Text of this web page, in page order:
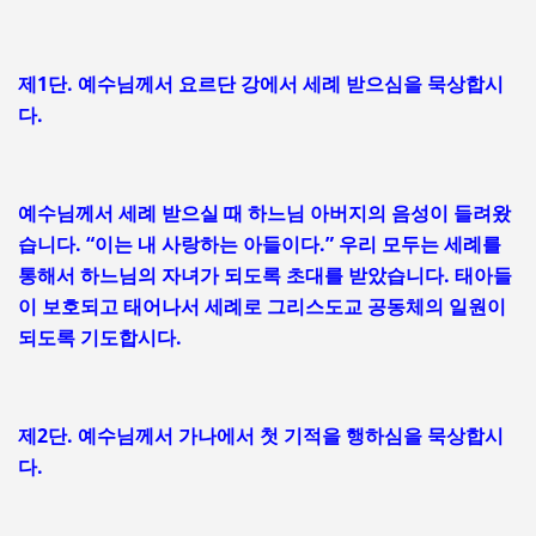
제1단. 예수님께서 요르단 강에서 세례 받으심을 묵상합시
다.
예수님께서 세례 받으실 때 하느님 아버지의 음성이 들려왔
습니다. “이는 내 사랑하는 아들이다.” 우리 모두는 세례를
통해서 하느님의 자녀가 되도록 초대를 받았습니다. 태아들
이 보호되고 태어나서 세례로 그리스도교 공동체의 일원이
되도록 기도합시다.
제2단. 예수님께서 가나에서 첫 기적을 행하심을 묵상합시
다.